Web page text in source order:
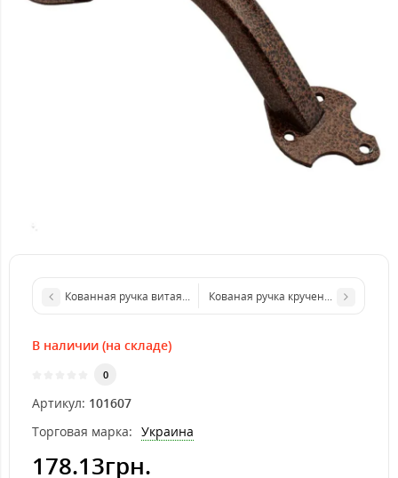
Кованная ручка витая-270 (лак, бронза)Кованая ручка крученая 270
В наличии (на складе)
0
Артикул: 101607
Торговая марка: Украина
178.13грн.